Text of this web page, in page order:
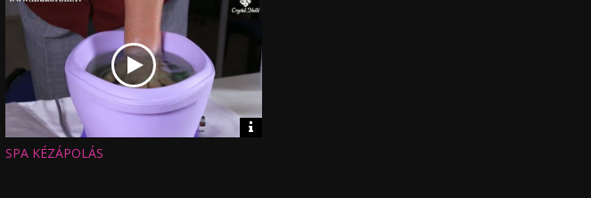
Video
Hossz:
SPA KÉZÁPOLÁS